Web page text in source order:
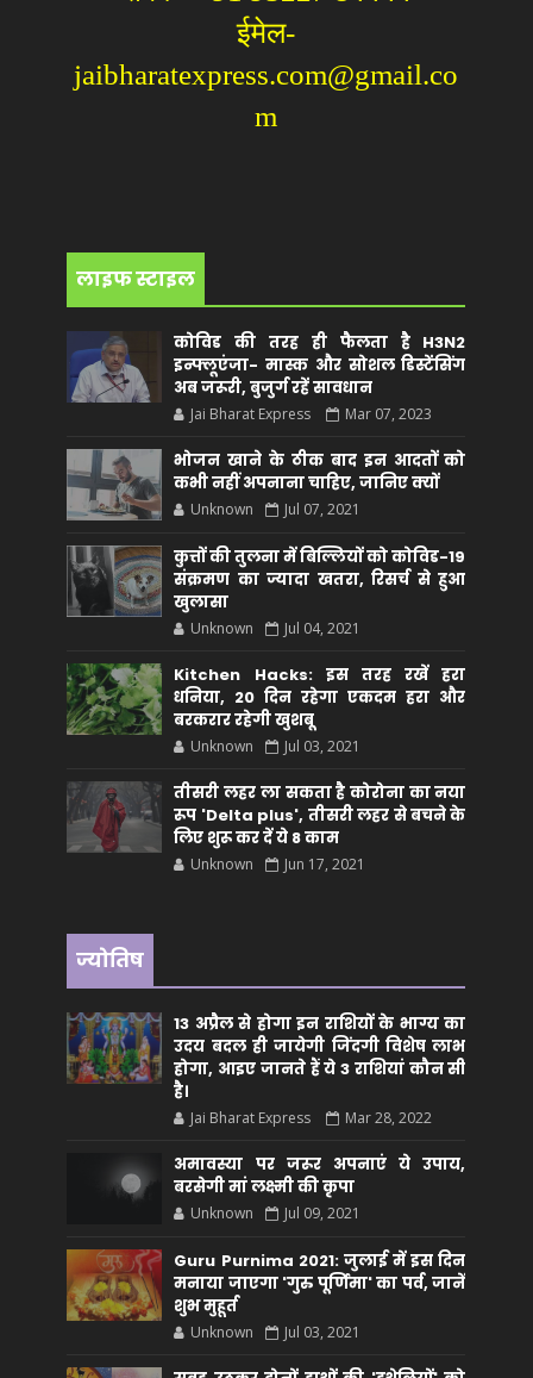
ईमेल-
jaibharatexpress.com@gmail.co
m
लाइफ स्टाइल
कोविड की तरह ही फैलता है H3N2
इन्फ्लूएंजा- मास्क और सोशल डिस्टेंसिंग
अब जरूरी, बुजुर्ग रहें सावधान
Jai Bharat Express Mar 07, 2023
भोजन खाने के ठीक बाद इन आदतों को
कभी नहीं अपनाना चाहिए, जानिए क्यों
Unknown Jul 07, 2021
कुत्तों की तुलना में बिल्लियों को कोविड-19
संक्रमण का ज्यादा खतरा, रिसर्च से हुआ
खुलासा
Unknown Jul 04, 2021
Kitchen Hacks: इस तरह रखें हरा
धनिया, 20 दिन रहेगा एकदम हरा और
बरकरार रहेगी खुशबू
Unknown Jul 03, 2021
तीसरी लहर ला सकता है कोरोना का नया
रूप 'Delta plus', तीसरी लहर से बचने के
लिए शुरू कर दें ये 8 काम
Unknown Jun 17, 2021
ज्योतिष
13 अप्रैल से होगा इन राशियों के भाग्य का
उदय बदल ही जायेगी जिंदगी विशेष लाभ
होगा, आइए जानते हैं ये 3 राशियां कौन सीं
है।
Jai Bharat Express Mar 28, 2022
अमावस्या पर जरूर अपनाएं ये उपाय,
बरसेगी मां लक्ष्मी की कृपा
Unknown Jul 09, 2021
Guru Purnima 2021: जुलाई में इस दिन
मनाया जाएगा 'गुरु पूर्णिमा' का पर्व, जानें
शुभ मुहूर्त
Unknown Jul 03, 2021